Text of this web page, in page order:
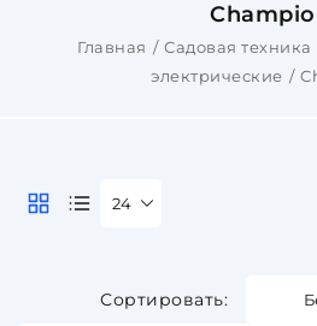
Главная Садовая техника
электрические
24